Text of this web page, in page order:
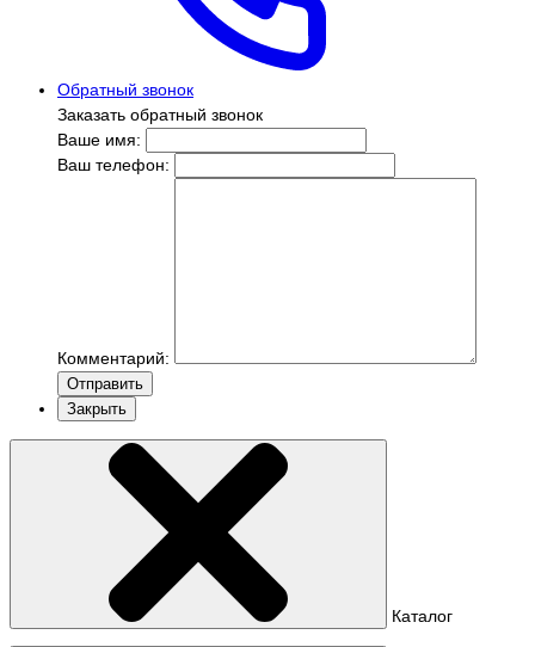
Обратный звонок
Заказать обратный звонок
Ваше имя:
Ваш телефон:
Комментарий:
Отправить
Закрыть
Каталог